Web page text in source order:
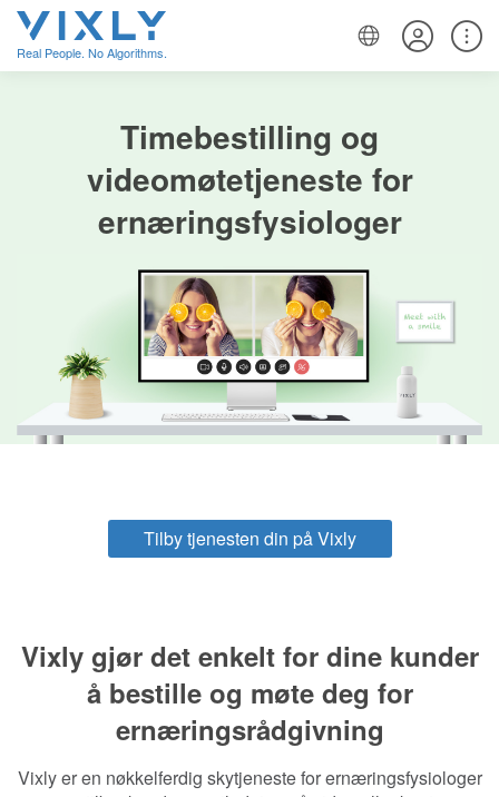
Real People. No Algorithms.
Timebestilling og
videomøtetjeneste for
ernæringsfysiologer
Tilby tjenesten din på Vixly
Vixly gjør det enkelt for dine kunder
å bestille og møte deg for
ernæringsrådgivning
Vixly er en nøkkelferdig skytjeneste for ernæringsfysiologer